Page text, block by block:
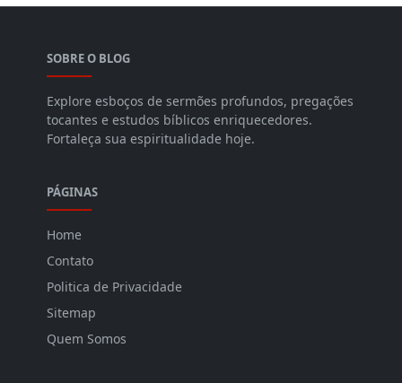
SOBRE O BLOG
Explore esboços de sermões profundos, pregações
tocantes e estudos bíblicos enriquecedores.
Fortaleça sua espiritualidade hoje.
PÁGINAS
Home
Contato
Politica de Privacidade
Sitemap
Quem Somos